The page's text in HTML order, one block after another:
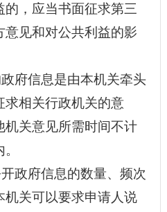
，应当书面征求第三
见和对公共利益的影
府信息是由本机关牵头
求相关行政机关的意
机关意见所需时间不计
政府信息的数量、频次
机关可以要求申请人说